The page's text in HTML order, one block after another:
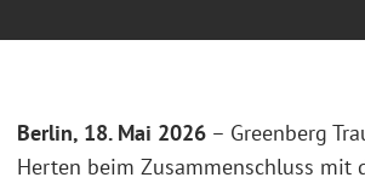
Berlin, 18. Mai 2026 – Greenberg
Herten beim Zusammenschluss mit